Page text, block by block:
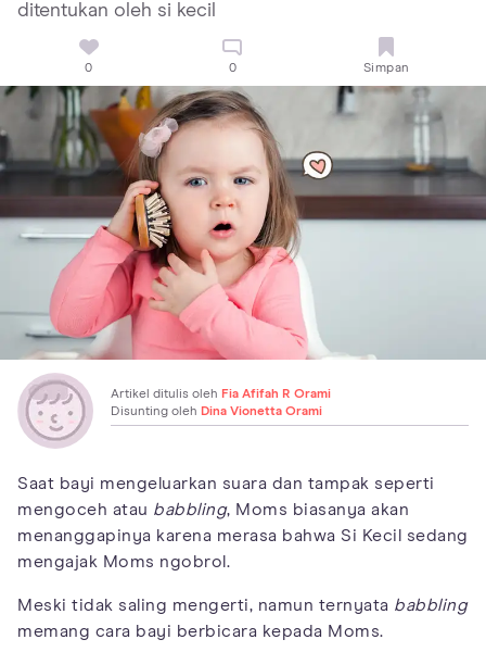
ditentukan oleh si kecil
0 0 Simpan
Artikel ditulis oleh Fia Afifah R Orami
Disunting oleh Dina Vionetta Orami
Saat bayi mengeluarkan suara dan tampak seperti
mengoceh atau babbling, Moms biasanya akan
menanggapinya karena merasa bahwa Si Kecil sedang
mengajak Moms ngobrol.
Meski tidak saling mengerti, namun ternyata babbling
memang cara bayi berbicara kepada Moms.